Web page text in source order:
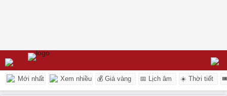
Mới nhất Xem nhiều 💰 Giá vàng 📅 Lịch âm ☀️ Thời tiết